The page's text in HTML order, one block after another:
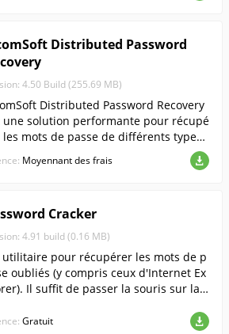
Distributed Password
4.50 Build (255.69 MB)
Distributed Password Recovery
une solution performante pour récupé
les mots de passe de différents types
Moyennant des frais
Cracker
4.91 build (0.16 MB)
utilitaire pour récupérer les mots de p
oubliés (y compris ceux d'Internet Ex
Il suffit de passer la souris sur la li
astérisques, vous verrez apparaîtr
Gratuit